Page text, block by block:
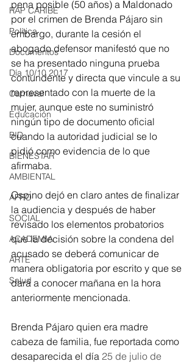
RAP CARIBE
Política
Documentos
Día 10/10 2017
Carnaval
Educación
BID
BIENESTAR
AMBIENTAL
AFRO
SOCIAL
ACADEMIA
ARTE
Salud
pena posible (50 años) a Maldonado
por el crimen de Brenda Pájaro sin
embargo, durante la cesión el
abogado defensor manifestó que no
se ha presentado ninguna prueba
contundente y directa que vincule a su
representado con la muerte de la
mujer, aunque este no suministró
ningún tipo de documento oficial
cuando la autoridad judicial se lo
pidió como evidencia de lo que
afirmaba.
Ospino dejó en claro antes de finalizar
la audiencia y después de haber
revisado los elementos probatorios
que la decisión sobre la condena del
acusado se deberá comunicar de
manera obligatoria por escrito y que se
dará a conocer mañana en la hora
anteriormente mencionada.
Brenda Pájaro quien era madre
cabeza de familia, fue reportada como
desaparecida el día 25 de julio de